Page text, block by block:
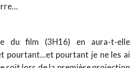
du film (3H16) en aura-t-elle
pourtant…et pourtant je ne les ai